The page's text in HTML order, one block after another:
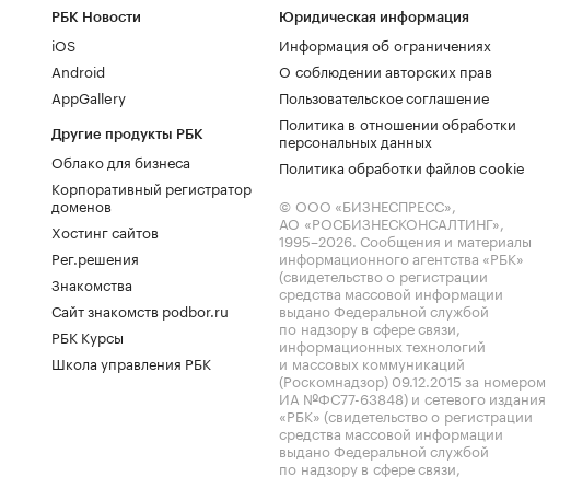
РБК Новости
iOS
Android
AppGallery
Другие продукты РБК
Облако для бизнеса
Корпоративный регистратор
доменов
Хостинг сайтов
Рег.решения
Знакомства
Сайт знакомств podbor.ru
РБК Курсы
Школа управления РБК
Юридическая информация
Информация об ограничениях
О соблюдении авторских прав
Пользовательское соглашение
Политика в отношении обработки
персональных данных
Политика обработки файлов cookie
© ООО «БИЗНЕСПРЕСС»,
АО «РОСБИЗНЕСКОНСАЛТИНГ»,
1995–2026. Сообщения и материалы
информационного агентства «РБК»
(свидетельство о регистрации
средства массовой информации
выдано Федеральной службой
по надзору в сфере связи,
информационных технологий
и массовых коммуникаций
(Роскомнадзор) 09.12.2015 за номером
ИА №ФС77-63848) и сетевого издания
«РБК» (свидетельство о регистрации
средства массовой информации
выдано Федеральной службой
по надзору в сфере связи,